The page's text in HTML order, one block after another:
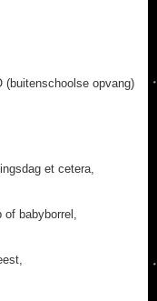
(buitenschoolse opvang)
et cetera,
of babyborrel,